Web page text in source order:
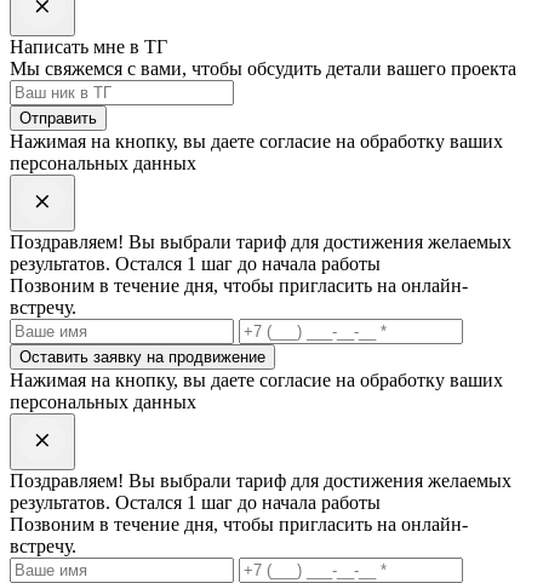
Написать мне в ТГ
Мы свяжемся с вами, чтобы обсудить детали вашего проекта
Отправить
Нажимая на кнопку, вы даете согласие на обработку ваших
персональных данных
Поздравляем! Вы выбрали тариф для достижения желаемых
результатов. Остался 1 шаг до начала работы
Позвоним в течение дня, чтобы пригласить на онлайн-
встречу.
Оставить заявку на продвижение
Нажимая на кнопку, вы даете согласие на обработку ваших
персональных данных
Поздравляем! Вы выбрали тариф для достижения желаемых
результатов. Остался 1 шаг до начала работы
Позвоним в течение дня, чтобы пригласить на онлайн-
встречу.